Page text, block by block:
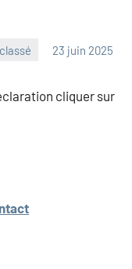
23 juin 2025
cliquer sur